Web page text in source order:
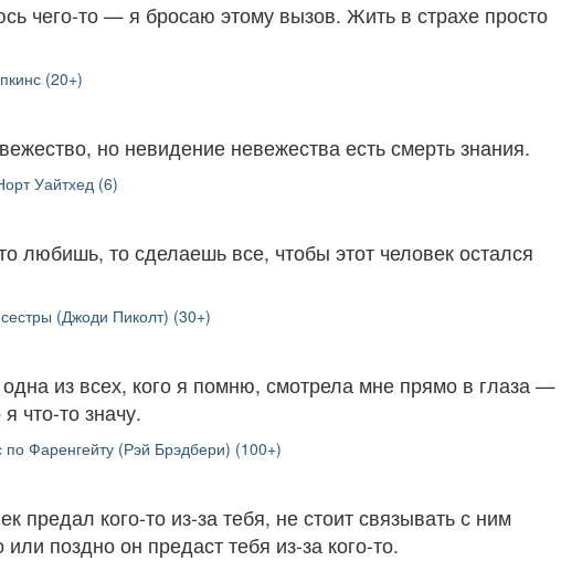
чего-то — я бросаю этому вызов. Жить в страхе просто
(20+)
но невидение невежества есть смерть знания.
Уайтхед (6)
любишь, то сделаешь все, чтобы этот человек остался
(Джоди Пиколт) (30+)
из всех, кого я помню, смотрела мне прямо в глаза —
что-то значу.
по Фаренгейту (Рэй Брэдбери) (100+)
предал кого-то из-за тебя, не стоит связывать с ним
поздно он предаст тебя из-за кого-то.